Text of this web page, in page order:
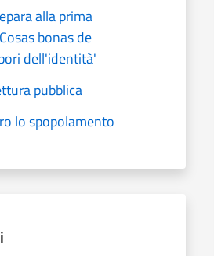
alla prima
bonas de
dell'identità'
pubblica
lo spopolamento